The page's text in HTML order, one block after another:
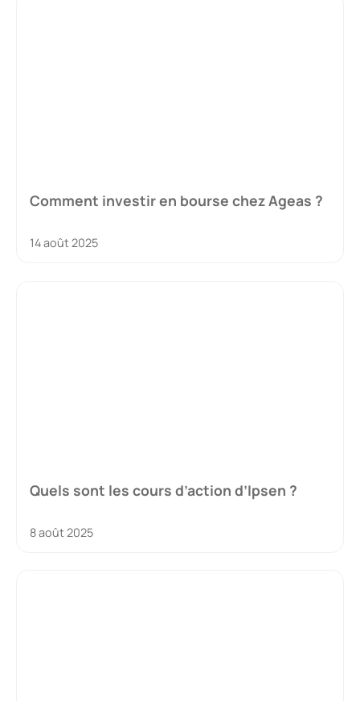
Comment investir en bourse chez Ageas ?
14 août 2025
Quels sont les cours d’action d’Ipsen ?
8 août 2025